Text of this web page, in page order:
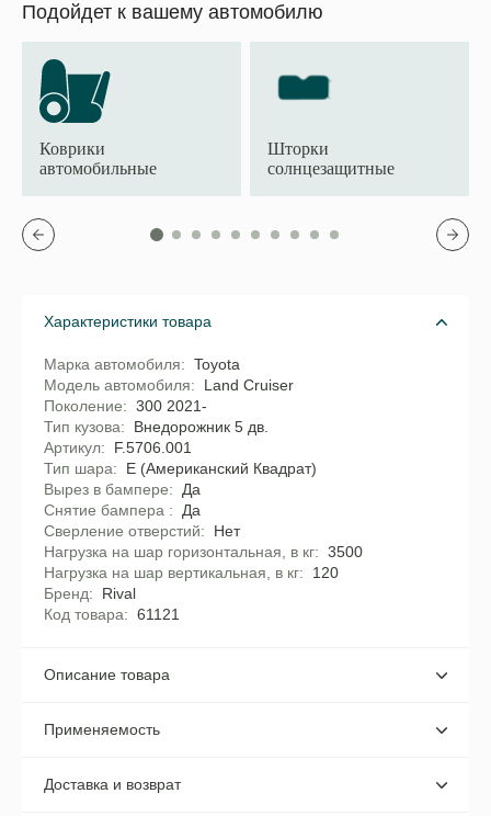
Подойдет к вашему автомобилю
Коврики
автомобильные
Шторки
солнцезащитные
Характеристики товара
Марка автомобиля
Toyota
Модель автомобиля
Land Cruiser
Поколение
300 2021-
Тип кузова
Внедорожник 5 дв.
Артикул
F.5706.001
Тип шара
E (Американский Квадрат)
Вырез в бампере
Да
Снятие бампера
Да
Сверление отверстий
Нет
Нагрузка на шар горизонтальная, в кг
3500
Нагрузка на шар вертикальная, в кг
120
Бренд
Rival
Код товара
61121
Описание товара
Применяемость
Доставка и возврат